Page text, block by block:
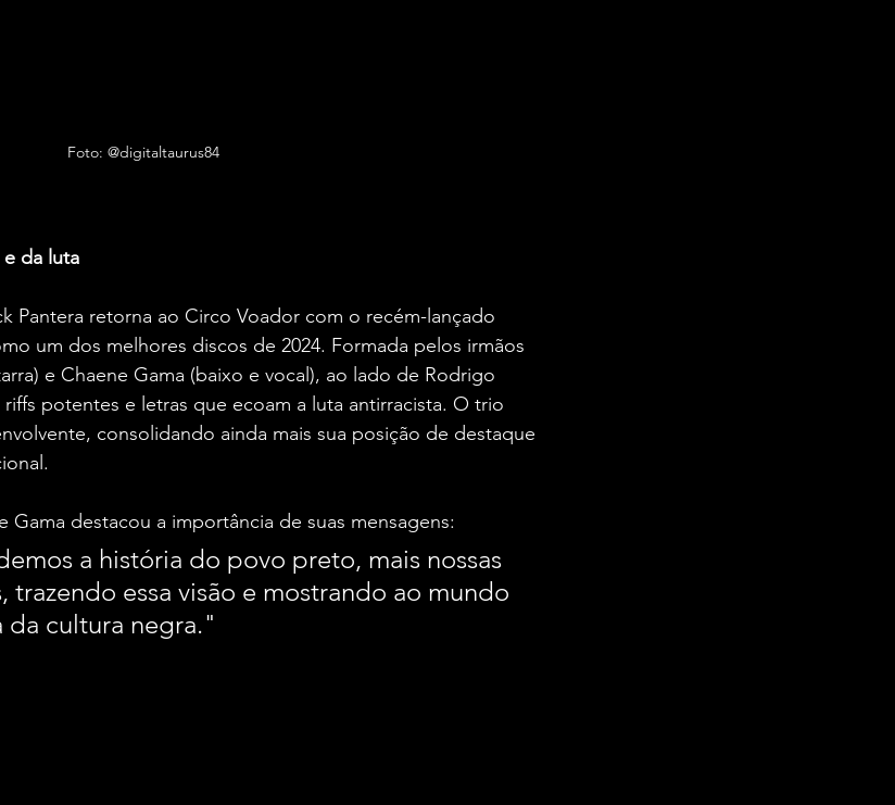
Foto: @digitaltaurus84
e da luta
Pantera retorna ao Circo Voador com o recém-lançado
um dos melhores discos de 2024. Formada pelos irmãos
e Chaene Gama (baixo e vocal), ao lado de Rodrigo
potentes e letras que ecoam a luta antirracista. O trio
consolidando ainda mais sua posição de destaque
Gama destacou a importância de suas mensagens:
a história do povo preto, mais nossas
trazendo essa visão e mostrando ao mundo
da cultura negra."